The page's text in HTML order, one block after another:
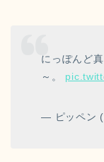
にっぽんど
～。
— ピッペン